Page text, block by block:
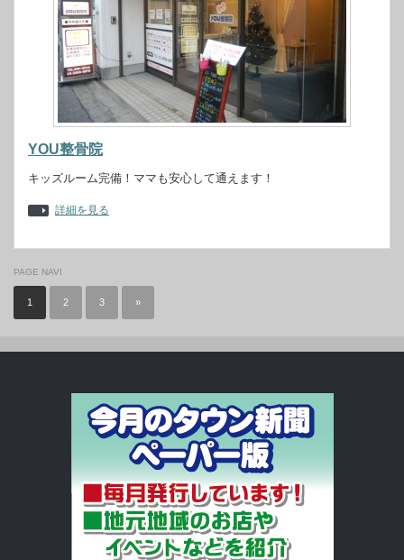
YOU整骨院
キッズルーム完備！ママも安心して通えます！
詳細を見る
PAGE NAVI
1 2 3 »